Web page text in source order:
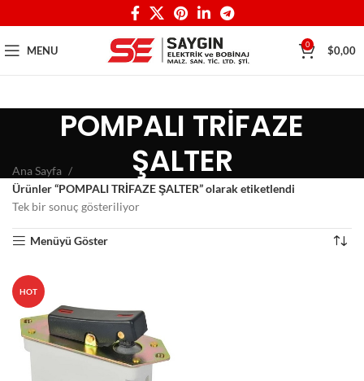
MENU 0 $0,00
POMPALI TRİFAZE
ŞALTER
Ana Sayfa
Ürünler “POMPALI TRİFAZE ŞALTER” olarak etiketlendi
Tek bir sonuç gösteriliyor
Menüyü Göster
HOT